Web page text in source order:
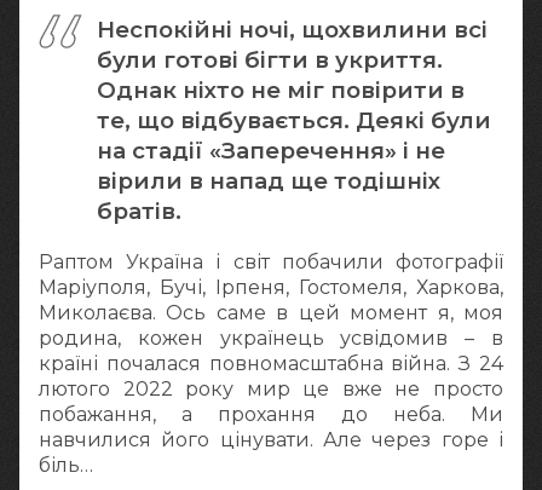
Неспокійні ночі, щохвилини всі
були готові бігти в укриття.
Однак ніхто не міг повірити в
те, що відбувається. Деякі були
на стадії «Заперечення» і не
вірили в напад ще тодішніх
братів.
Раптом Україна і світ побачили фотографії
Маріуполя, Бучі, Ірпеня, Гостомеля, Харкова,
Миколаєва. Ось саме в цей момент я, моя
родина, кожен українець усвідомив – в
країні почалася повномасштабна війна. З 24
лютого 2022 року мир це вже не просто
побажання, а прохання до неба. Ми
навчилися його цінувати. Але через горе і
біль…